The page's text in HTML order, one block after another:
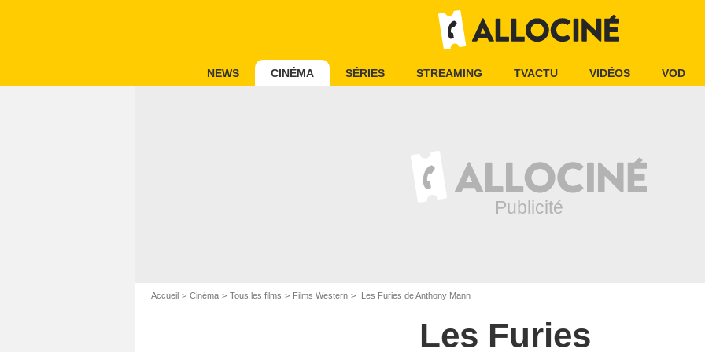
NEWS CINÉMA SÉRIES STREAMING TVACTU VIDÉOS VOD
Accueil Cinéma Tous les films Films Western Les Furies de Anthony Mann
Les Furies